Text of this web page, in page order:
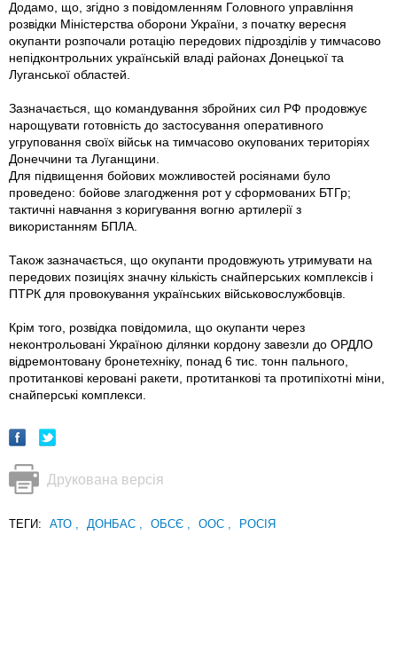
Додамо, що, згідно з повідомленням Головного управління
розвідки Міністерства оборони України, з початку вересня
окупанти розпочали ротацію передових підрозділів у тимчасово
непідконтрольних українській владі районах Донецької та
Луганської областей.
Зазначається, що командування збройних сил РФ продовжує
нарощувати готовність до застосування оперативного
угруповання своїх військ на тимчасово окупованих територіях
Донеччини та Луганщини.
Для підвищення бойових можливостей росіянами було
проведено: бо­йове злагодження рот у сформованих БТГр;
тактичні навчання з коригування вогню артилерії з
використанням БПЛА.
Також зазначається, що окупанти продовжують утримувати на
передових позиціях значну кількість снайперських комплексів і
ПТРК для провокування українських військовослужбовців.
Крім того, розвідка повідомила, що окупанти через
неконтрольовані Україною ділянки кордону завезли до ОРДЛО
відремонтовану бронетехніку, понад 6 тис. тонн пального,
протитанкові керовані ракети, протитанкові та протипіхотні міни,
снайперські комплекси.
Друкована версія
ТЕГИ: АТО , ДОНБАС , ОБСЄ , ООС , РОСІЯ